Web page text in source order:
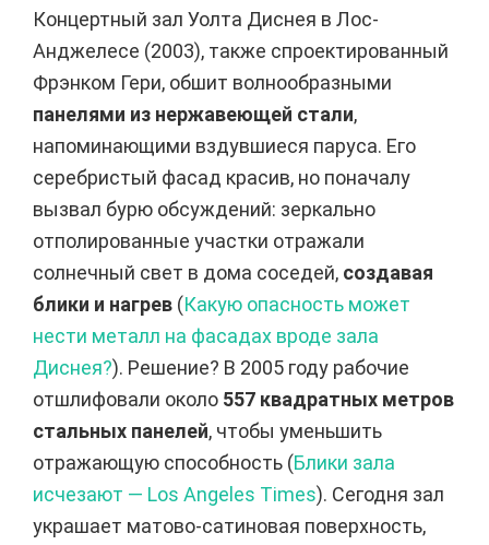
Концертный зал Уолта Диснея в Лос-
Анджелесе (2003), также спроектированный
Фрэнком Гери, обшит волнообразными
панелями из нержавеющей стали,
напоминающими вздувшиеся паруса. Его
серебристый фасад красив, но поначалу
вызвал бурю обсуждений: зеркально
отполированные участки отражали
солнечный свет в дома соседей, создавая
блики и нагрев (Какую опасность может
нести металл на фасадах вроде зала
Диснея?). Решение? В 2005 году рабочие
отшлифовали около 557 квадратных метров
стальных панелей, чтобы уменьшить
отражающую способность (Блики зала
исчезают — Los Angeles Times). Сегодня зал
украшает матово-сатиновая поверхность,